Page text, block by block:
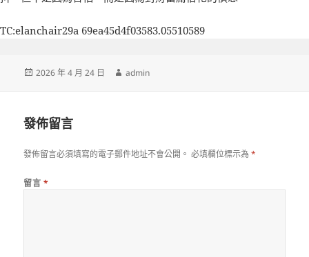
TC:elanchair29a 69ea45d4f03583.05510589
發
2026 年 4 月 24 日
作
admin
發佈留言
發佈留言必須填寫的電子郵件地址不會公開。 必填欄位標示為*
留言 *